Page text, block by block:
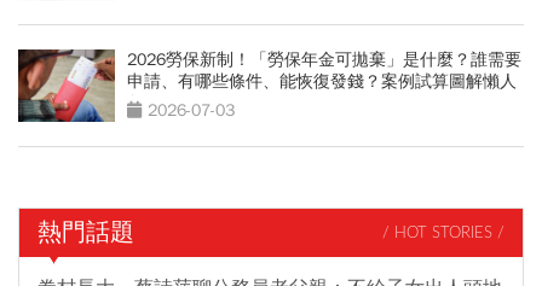
2026勞保新制！「勞保年金可拋棄」是什麼？誰需要
申請、有哪些條件、能恢復發錢？案例試算圖解懶人
包 2026-07-03
熱門話題 / HOT STORIES /